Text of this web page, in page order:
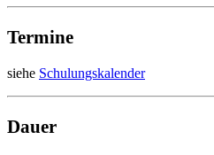
Termine
siehe Schulungskalender
Dauer